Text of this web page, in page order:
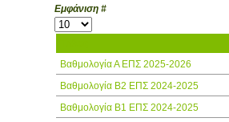
Εμφάνιση #
Βαθμολογία Α ΕΠΣ 2025-2026
Βαθμολογία Β2 ΕΠΣ 2024-2025
Βαθμολογία Β1 ΕΠΣ 2024-2025